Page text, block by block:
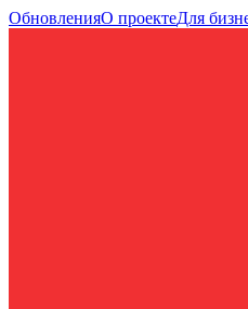
ОбновленияО проектеДля